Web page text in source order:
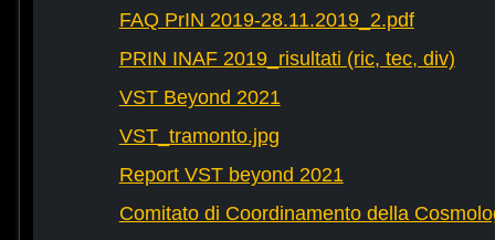
FAQ PrIN 2019-28.11.2019_2.pdf
PRIN INAF 2019_risultati (ric, tec, div)
VST Beyond 2021
VST_tramonto.jpg
Report VST beyond 2021
Comitato di Coordinamento della